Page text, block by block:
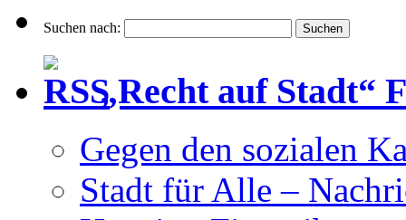
Suchen nach:
„Recht auf Stadt“
Gegen den sozialen
Stadt für Alle –